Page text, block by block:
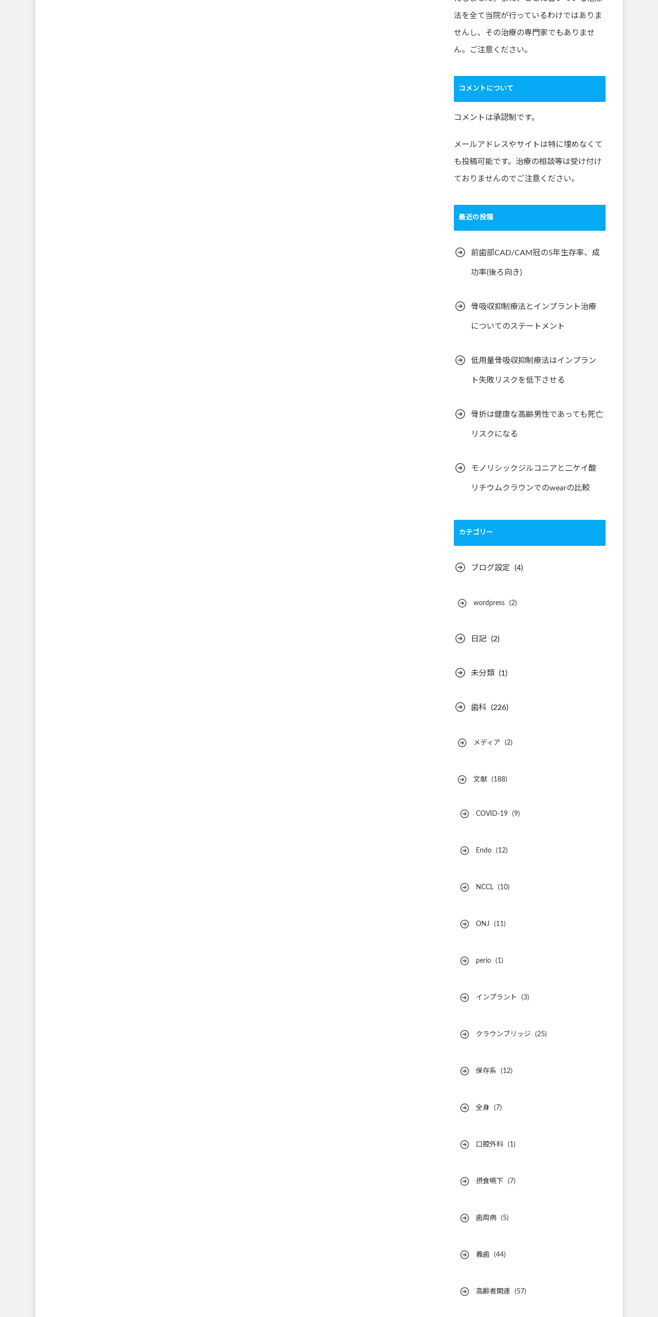
法を全て当院が行っているわけではありま
せんし、その治療の専門家でもありませ
ん。ご注意ください。
コメントについて
コメントは承認制です。
メールアドレスやサイトは特に埋めなくて
も投稿可能です。治療の相談等は受け付け
ておりませんのでご注意ください。
最近の投稿
前歯部CAD/CAM冠の5年生存率、成
功率(後ろ向き)
骨吸収抑制療法とインプラント治療
についてのステートメント
低用量骨吸収抑制療法はインプラン
ト失敗リスクを低下させる
骨折は健康な高齢男性であっても死亡
リスクになる
モノリシックジルコニアと二ケイ酸
リチウムクラウンでのwearの比較
カテゴリー
ブログ設定 (4)
wordpress (2)
日記 (2)
未分類 (1)
歯科 (226)
メディア (2)
文献 (188)
COVID-19 (9)
Endo (12)
NCCL (10)
ONJ (11)
perio (1)
インプラント (3)
クラウンブリッジ (25)
保存系 (12)
全身 (7)
口腔外科 (1)
摂食嚥下 (7)
歯周病 (5)
義歯 (44)
高齢者関連 (57)